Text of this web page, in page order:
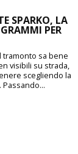
SPARKO, LA
PER
tramonto sa bene
visibili su strada,
scegliendo la